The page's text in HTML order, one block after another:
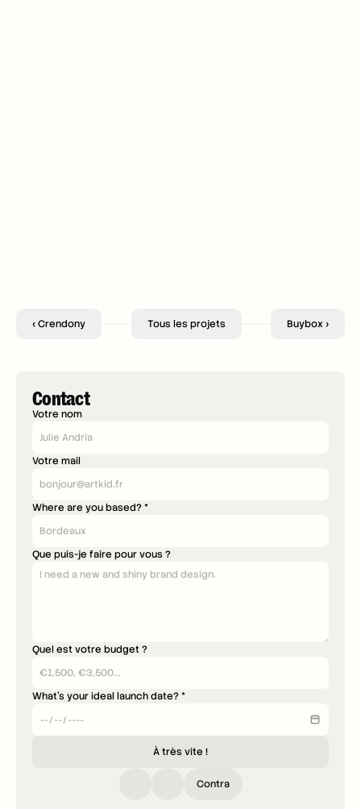
‹ Crendony Tous les projets Buybox ›
Contact
Votre nom
Votre mail
Where are you based? *
Que puis-je faire pour vous ?
Quel est votre budget ?
What's your ideal launch date? *
À très vite !
Contra